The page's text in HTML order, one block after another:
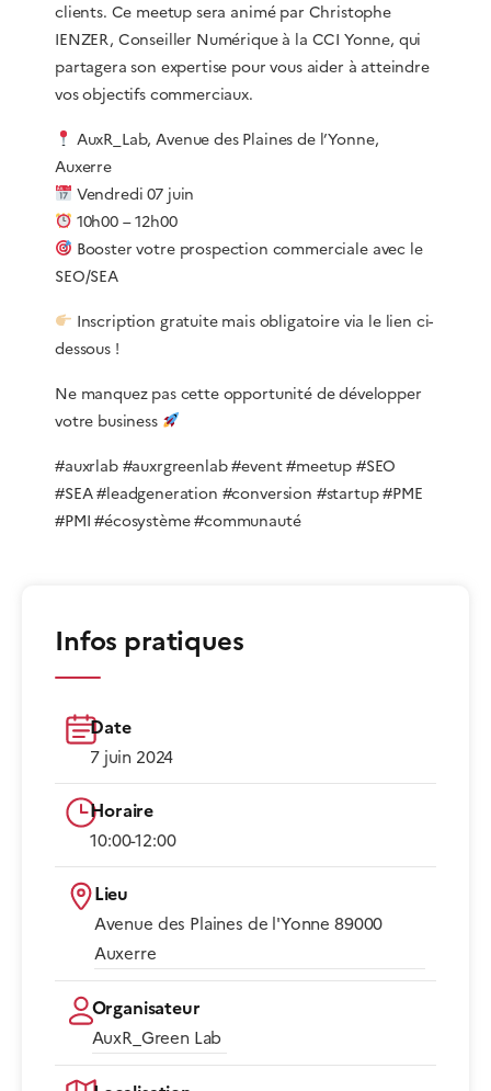
clients. Ce meetup sera animé par Christophe
IENZER, Conseiller Numérique à la CCI Yonne, qui
partagera son expertise pour vous aider à atteindre
vos objectifs commerciaux.
AuxR_Lab, Avenue des Plaines de l’Yonne,
Auxerre
Vendredi 07 juin
10h00 – 12h00
Booster votre prospection commerciale avec le
SEO/SEA
Inscription gratuite mais obligatoire via le lien ci-
dessous !
Ne manquez pas cette opportunité de développer
votre business
#auxrlab #auxrgreenlab #event #meetup #SEO
#SEA #leadgeneration #conversion #startup #PME
#PMI #écosystème #communauté
Infos pratiques
Date
7 juin 2024
Horaire
10:00-12:00​
Lieu
Avenue des Plaines de l'Yonne 89000
Auxerre​
Organisateur
AuxR_Green Lab